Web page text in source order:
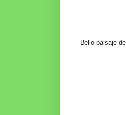
Bello paisaje del